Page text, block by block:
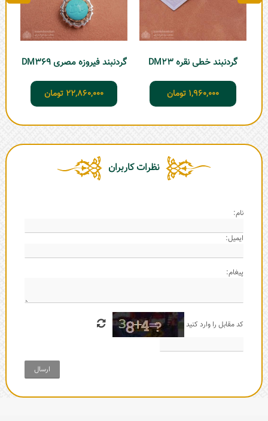
گردنبند خطی نقره DM23
1,960,000 تومان
گردنبند فیروزه مصری DM369
22,860,000 تومان
نظرات کاربران
نام:
ایمیل:
پیغام:
کد مقابل را وارد کنید
ارسال